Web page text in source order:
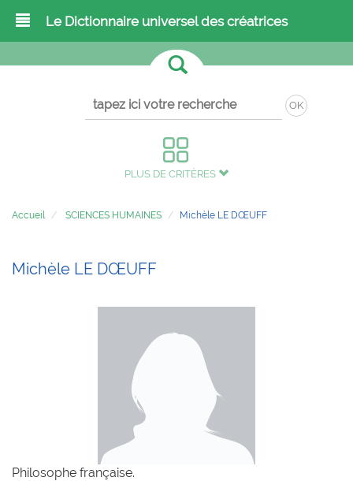
Le Dictionnaire universel des créatrices
OK
PLUS DE CRITÈRES
Accueil SCIENCES HUMAINES Michèle LE DŒUFF
Michèle LE DŒUFF
Philosophe française.